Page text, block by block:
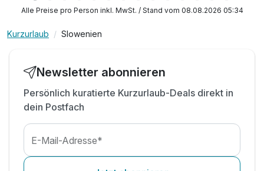
inkl. Badetuch & kuscheligem Bademantel
inkl. W-LAN Nutzung
inkl. Hotel Büchlein mit Sonderangeboten
Alle Preise pro Person inkl. MwSt. / Stand vom 08.08.2026 05:34
Kurzurlaub Slowenien
Newsletter abonnieren
Persönlich kuratierte Kurzurlaub-Deals direkt in
dein Postfach
E-Mail-Adresse*